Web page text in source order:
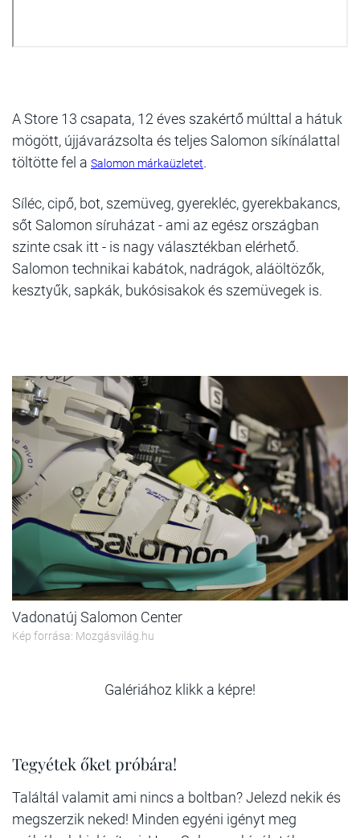
A Store 13 csapata, 12 éves szakértő múlttal a hátuk
mögött, újjávarázsolta és teljes Salomon síkínálattal
töltötte fel a Salomon márkaüzletet.
Síléc, cipő, bot, szemüveg, gyerekléc, gyerekbakancs,
sőt Salomon síruházat - ami az egész országban
szinte csak itt - is nagy választékban elérhető.
Salomon technikai kabátok, nadrágok, aláöltözők,
kesztyűk, sapkák, bukósisakok és szemüvegek is.
Vadonatúj Salomon Center
Kép forrása: Mozgásvilág.hu
Galériához klikk a képre!
Tegyétek őket próbára!
Találtál valamit ami nincs a boltban? Jelezd nekik és
megszerzik neked! Minden egyéni igényt meg